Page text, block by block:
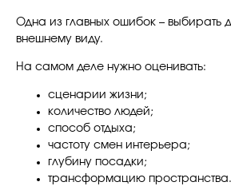
Одна из главных ошибок – выбирать
внешнему виду.
На самом деле нужно оценивать:
сценарии жизни;
количество людей;
способ отдыха;
частоту смен интерьера;
глубину посадки;
трансформацию пространства.